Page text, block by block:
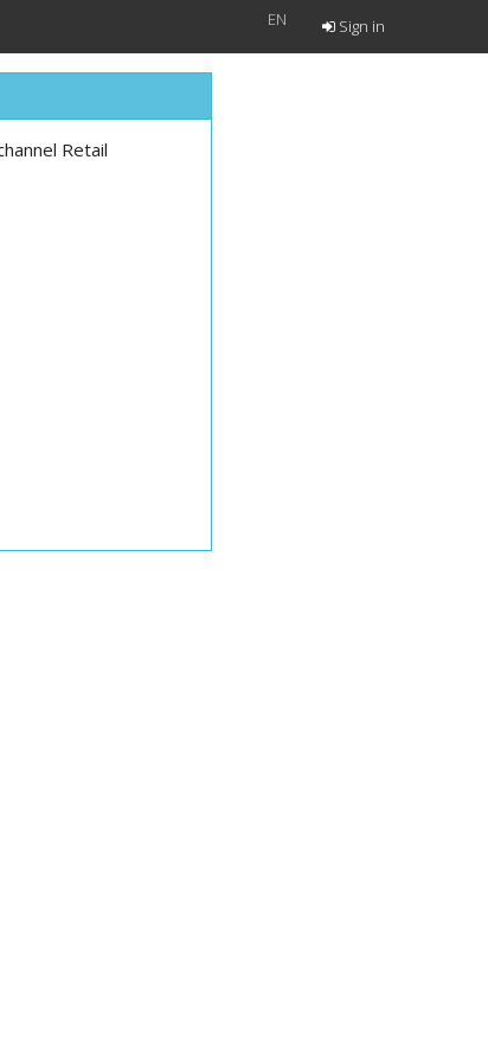
EN Sign in
Retail